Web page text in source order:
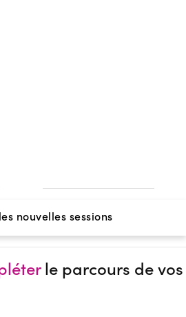
nouvelles sessions
le parcours de vos